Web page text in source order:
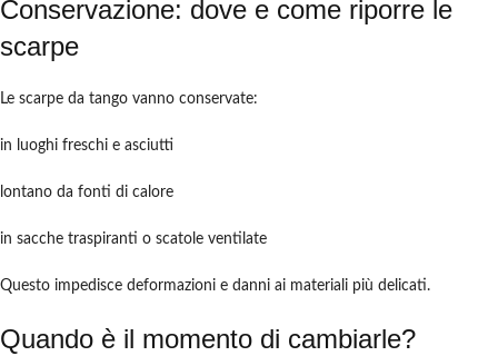
Conservazione: dove e come riporre le
scarpe
Le scarpe da tango vanno conservate:
in luoghi freschi e asciutti
lontano da fonti di calore
in sacche traspiranti o scatole ventilate
Questo impedisce deformazioni e danni ai materiali più delicati.
Quando è il momento di cambiarle?